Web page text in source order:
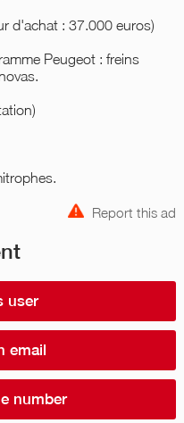
d'achat : 37.000 euros)
Peugeot : freins
Report this ad
user
email
number